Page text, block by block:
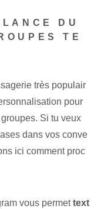
DU
TE
très populair
pour
Si tu veux
dans vos conve
ici comment proc
vous permettext